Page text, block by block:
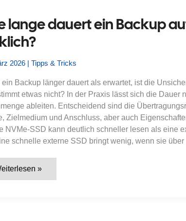
lange dauert ein Backup
2026 | Tipps & Tricks
ein Backup länger dauert als erwartet, ist die
etwas nicht? In der Praxis lässt sich die Dauer
ableiten. Entscheidend sind die
Zielmedium und Anschluss, aber auch
NVMe-SSD kann deutlich schneller lesen als eine
schnelle externe SSD bringt wenig, wenn sie
»